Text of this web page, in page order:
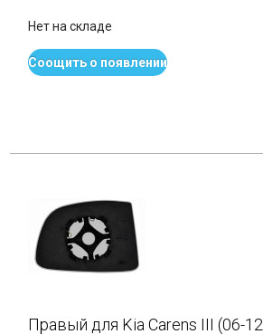
Нет на складе
Соощить о появлении
Правый для Kia Carens III (06-12